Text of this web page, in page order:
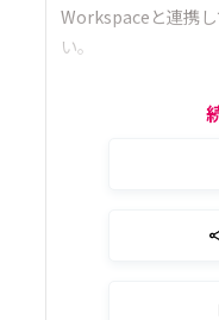
Workspaceと連携
い。